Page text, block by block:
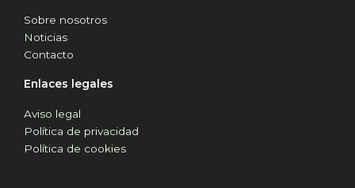
Sobre nosotros
Noticias
Contacto
Enlaces legales
Aviso legal
Política de privacidad
Política de cookies